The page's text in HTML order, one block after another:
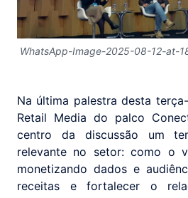
WhatsApp-Image-2025-08-12-at-
Na última palestra desta
Retail Media do palco
centro da discussão um
relevante no setor: como o
monetizando dados e
receitas e fortalecer o